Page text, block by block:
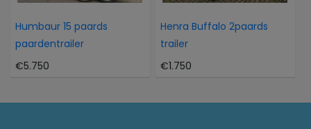
Humbaur 15 paards
paardentrailer
€5.750
Henra Buffalo 2paards
trailer
€1.750